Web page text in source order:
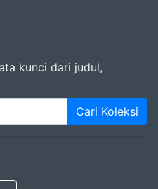
kunci dari judul,
Cari Koleksi